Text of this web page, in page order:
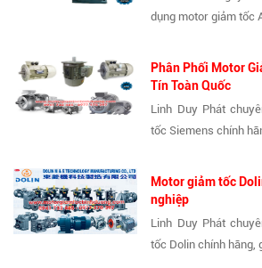
dụng motor giảm tốc
Phân Phối Motor
Tín Toàn Quốc
Linh Duy Phát
tốc Siemens chính
Motor giảm tốc
nghiệp
Linh Duy Phát
tốc Dolin chính hãng,